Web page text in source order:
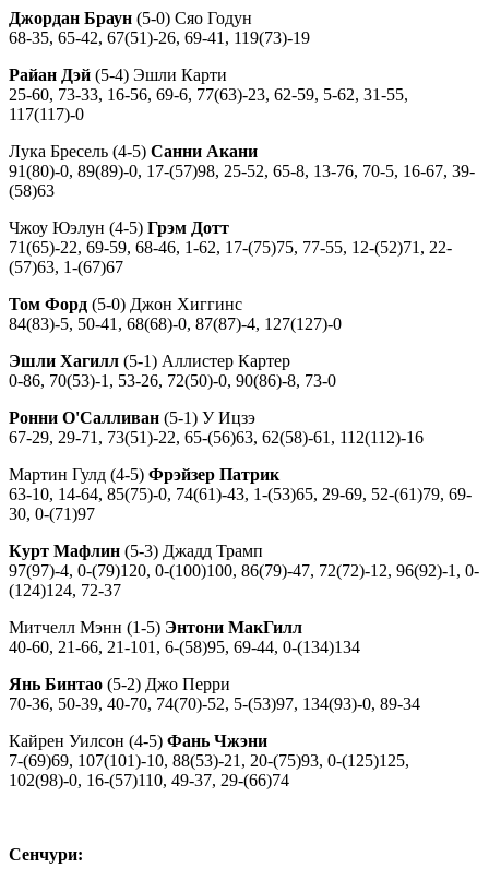
Джордан Браун (5-0) Сяо Годун
68-35, 65-42, 67(51)-26, 69-41, 119(73)-19
Райан Дэй (5-4) Эшли Карти
25-60, 73-33, 16-56, 69-6, 77(63)-23, 62-59, 5-62, 31-55,
117(117)-0
Лука Бресель (4-5) Санни Акани
91(80)-0, 89(89)-0, 17-(57)98, 25-52, 65-8, 13-76, 70-5, 16-67, 39-
(58)63
Чжоу Юэлун (4-5) Грэм Дотт
71(65)-22, 69-59, 68-46, 1-62, 17-(75)75, 77-55, 12-(52)71, 22-
(57)63, 1-(67)67
Том Форд (5-0) Джон Хиггинс
84(83)-5, 50-41, 68(68)-0, 87(87)-4, 127(127)-0
Эшли Хагилл (5-1) Аллистер Картер
0-86, 70(53)-1, 53-26, 72(50)-0, 90(86)-8, 73-0
Ронни О'Салливан (5-1) У Ицзэ
67-29, 29-71, 73(51)-22, 65-(56)63, 62(58)-61, 112(112)-16
Мартин Гулд (4-5) Фрэйзер Патрик
63-10, 14-64, 85(75)-0, 74(61)-43, 1-(53)65, 29-69, 52-(61)79, 69-
30, 0-(71)97
Курт Мафлин (5-3) Джадд Трамп
97(97)-4, 0-(79)120, 0-(100)100, 86(79)-47, 72(72)-12, 96(92)-1, 0-
(124)124, 72-37
Митчелл Мэнн (1-5) Энтони МакГилл
40-60, 21-66, 21-101, 6-(58)95, 69-44, 0-(134)134
Янь Бинтао (5-2) Джо Перри
70-36, 50-39, 40-70, 74(70)-52, 5-(53)97, 134(93)-0, 89-34
Кайрен Уилсон (4-5) Фань Чжэни
7-(69)69, 107(101)-10, 88(53)-21, 20-(75)93, 0-(125)125,
102(98)-0, 16-(57)110, 49-37, 29-(66)74
Сенчури: